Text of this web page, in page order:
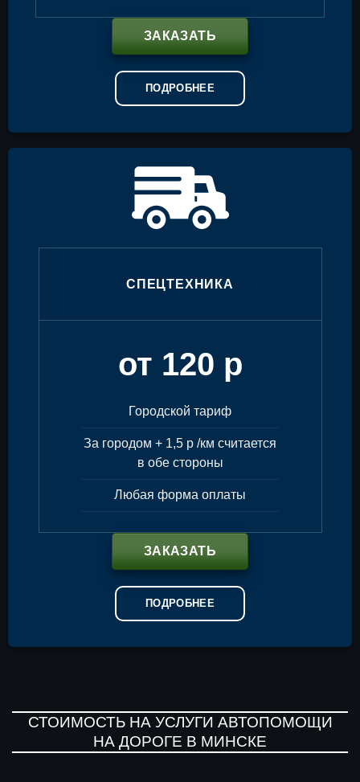
ЗАКАЗАТЬ
ПОДРОБНЕЕ
СПЕЦТЕХНИКА
от 120 р
Городской тариф
За городом + 1,5 р /км считается
в обе стороны
Любая форма оплаты
ЗАКАЗАТЬ
ПОДРОБНЕЕ
СТОИМОСТЬ НА УСЛУГИ АВТОПОМОЩИ
НА ДОРОГЕ В МИНСКЕ